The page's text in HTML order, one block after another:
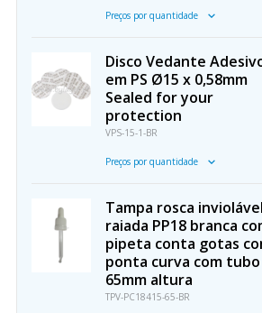
Preços por quantidade
Disco Vedante
em PS Ø15 x 0,58mm
Sealed for your
protection
VPS-15-1-BR
Preços por quantidade
Tampa rosca inviolável
raiada PP18 branca
pipeta conta gotas
ponta curva com tubo
65mm altura
TPV-PC18415-65-BR